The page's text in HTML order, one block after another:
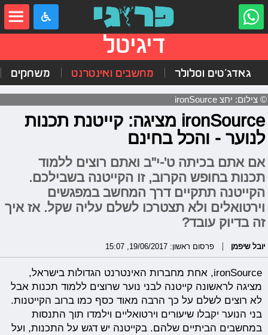
דיגיטל
גאדג'טים וסלולר מחשבים ואינטרנט משחקים
© צילום: יחצ ironSource
ironSource מציגה: קייטנת תכנות
לנוער - והכל בחינם
אם אתם בכיתה ט'-י"ב ואתם רוצים ללמוד
תכנות בחופש הקרוב, זו הקייטנה בשבילכם.
הקייטנה תתקיים דרך המחשב במפגשים
וירטואלים ולא תצטרכו לשלם עליה שקל. אז איך
זה בדיוק עובד?
יובל שיפמן פרסום ראשון: 19/06/2017, 15:07
ironSource, אחת מחברות האינטרנט הגדולות בישראל,
מציגה לראשונה קייטנה לבני נוער שרוצים ללמוד תכנות אבל
לא רוצים לשלם על כך הרבה מאוד כסף כמו ברוב הקייטנות.
בני הנוער יקבלו שיעורים וירטואליים וילמדו תוך התנסות
במחשבים הביתיים שלהם. בקייטנה יש דגש על התכנות, ועל